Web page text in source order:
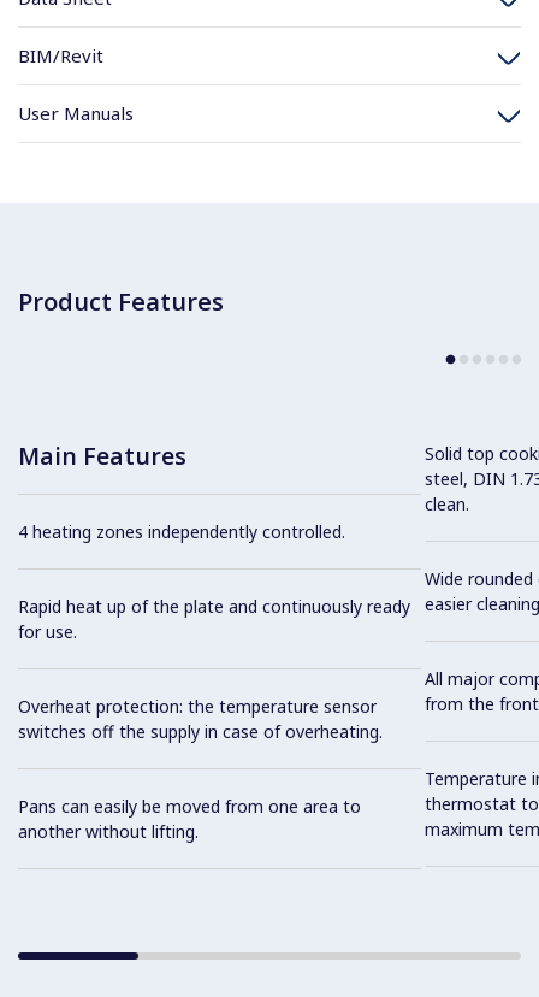
BIM/Revit
User Manuals
Product Features
Main Features
4 heating zones independently controlled.
Rapid heat up of the plate and continuously ready
for use.
Overheat protection: the temperature sensor
switches off the supply in case of overheating.
Pans can easily be moved from one area to
another without lifting.
Solid top
steel, DIN
clean.
Wide
easier
All major
from the
Temperature
thermostat to
maximum